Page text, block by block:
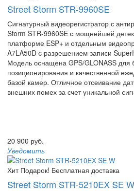
Street Storm STR-9960SE
Сигнатурный видеорегистратор с
Storm STR-9960SE с мощнейшей
платформе ESP+ и отдельным
A7LA50D c разрешением записи
Модель оснащена GPS/GLONASS для
позиционирования и качественной
базой камер. Отличное отсеивание
внешних помех за счет уникальной
20 900 руб.
Уведомить
Хит Подарок! Бесплатная доставка
Street Storm STR-5210EX SE W